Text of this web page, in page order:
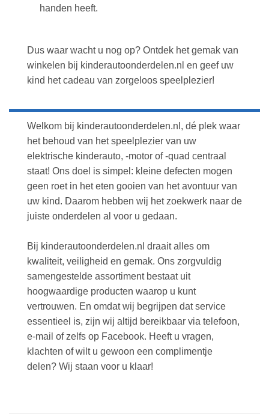
handen heeft.
Dus waar wacht u nog op? Ontdek het gemak van
winkelen bij kinderautoonderdelen.nl en geef uw
kind het cadeau van zorgeloos speelplezier!
Welkom bij kinderautoonderdelen.nl, dé plek waar
het behoud van het speelplezier van uw
elektrische kinderauto, -motor of -quad centraal
staat! Ons doel is simpel: kleine defecten mogen
geen roet in het eten gooien van het avontuur van
uw kind. Daarom hebben wij het zoekwerk naar de
juiste onderdelen al voor u gedaan.
Bij kinderautoonderdelen.nl draait alles om
kwaliteit, veiligheid en gemak. Ons zorgvuldig
samengestelde assortiment bestaat uit
hoogwaardige producten waarop u kunt
vertrouwen. En omdat wij begrijpen dat service
essentieel is, zijn wij altijd bereikbaar via telefoon,
e-mail of zelfs op Facebook. Heeft u vragen,
klachten of wilt u gewoon een complimentje
delen? Wij staan voor u klaar!